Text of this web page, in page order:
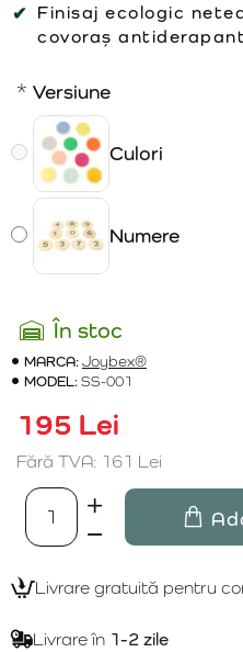
Finisaj ecologic
covoraș
În stoc
MARCA:Joybex®
MODEL:SS-001
195 Lei
Fără TVA: 161 Lei
Versiune
Culori
Numere
Livrare gratuită pentru
Livrare în 1-2 zile